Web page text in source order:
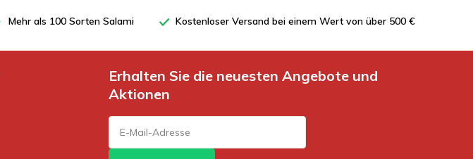
Mehr als 100 Sorten Salami Kostenloser Versand bei einem Wert von über 500 €
Erhalten Sie die neuesten Angebote und
Aktionen